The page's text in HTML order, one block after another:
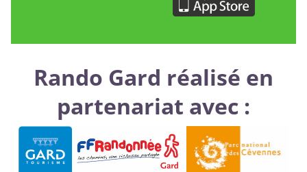
Rando Gard réalisé en
partenariat avec :